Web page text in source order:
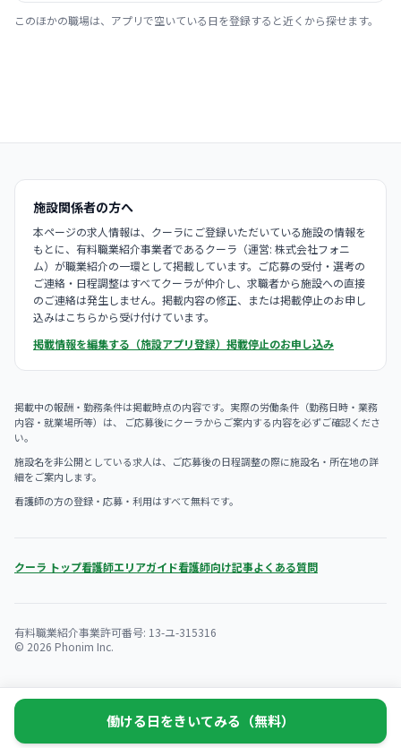
このほかの職場は、アプリで空いている日を登録すると近くから探せます。
施設関係者の方へ
本ページの求人情報は、クーラにご登録いただいている施設の情報を
もとに、有料職業紹介事業者であるクーラ（運営: 株式会社フォニ
ム）が職業紹介の一環として掲載しています。ご応募の受付・選考の
ご連絡・日程調整はすべてクーラが仲介し、求職者から施設への直接
のご連絡は発生しません。掲載内容の修正、または掲載停止のお申し
込みはこちらから受け付けています。
掲載情報を編集する（施設アプリ登録） 掲載停止のお申し込み
掲載中の報酬・勤務条件は掲載時点の内容です。実際の労働条件（勤務日時・業務
内容・就業場所等）は、 ご応募後にクーラからご案内する内容を必ずご確認くださ
い。
施設名を非公開としている求人は、ご応募後の日程調整の際に施設名・所在地の詳
細をご案内します。
看護師の方の登録・応募・利用はすべて無料です。
クーラ トップ看護師エリアガイド看護師向け記事よくある質問
有料職業紹介事業許可番号: 13-ユ-315316
© 2026 Phonim Inc.
働ける日をきいてみる（無料）